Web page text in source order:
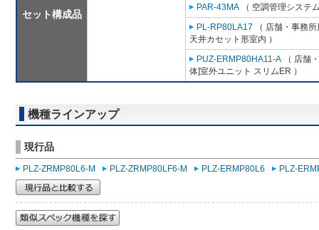
セット構成品
PAR-43MA （ 空調管理システ
PL-RP80LA17 （ 店舗・事務
天井カセット形室内 ）
PUZ-ERMP80HA11-A （ 店舗
体]室外ユニット スリムER ）
機種ラインアップ
現行品
PLZ-ZRMP80L6-M PLZ-ZRMP80LF6-M PLZ-ERMP80L6 PLZ-